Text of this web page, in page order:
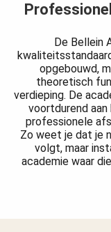
De Bellein
opgebouwd,
theoretisch
verdieping. De
voortdurend
professionele
Zo weet je dat je
volgt, maar
academie waar